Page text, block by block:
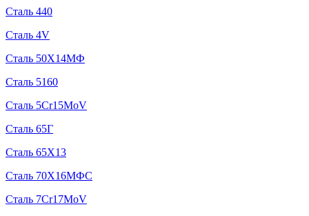
Сталь 440
Сталь 4V
Сталь 50Х14МФ
Сталь 5160
Сталь 5Cr15MoV
Сталь 65Г
Сталь 65Х13
Сталь 70Х16МФС
Сталь 7Cr17MoV